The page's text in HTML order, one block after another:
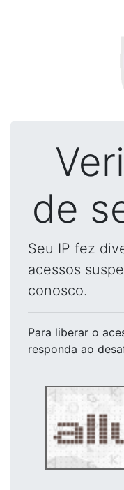
de
Seu IP fez
acessos
conosco.
Para liberar o
responda ao